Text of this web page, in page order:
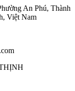
An Phú, Thành
Việt Nam